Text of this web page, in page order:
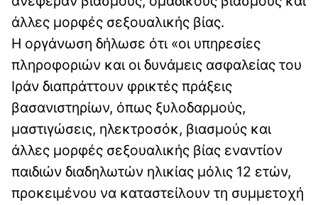
άλλες μορφές σεξουαλικής βίας.
Η οργάνωση δήλωσε ότι «οι υπηρεσίες
πληροφοριών και οι δυνάμεις ασφαλείας του
Ιράν διαπράττουν φρικτές πράξεις
βασανιστηρίων, όπως ξυλοδαρμούς,
μαστιγώσεις, ηλεκτροσόκ, βιασμούς και
άλλες μορφές σεξουαλικής βίας εναντίον
παιδιών διαδηλωτών ηλικίας μόλις 12 ετών,
προκειμένου να καταστείλουν τη συμμετοχή